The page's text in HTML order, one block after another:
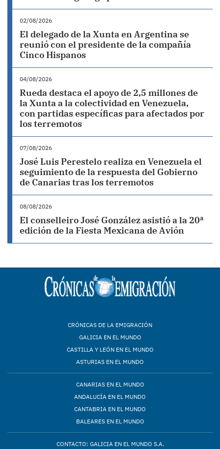
02/08/2026
El delegado de la Xunta en Argentina se
reunió con el presidente de la compañía
Cinco Hispanos
04/08/2026
Rueda destaca el apoyo de 2,5 millones de
la Xunta a la colectividad en Venezuela,
con partidas específicas para afectados por
los terremotos
07/08/2026
José Luis Perestelo realiza en Venezuela el
seguimiento de la respuesta del Gobierno
de Canarias tras los terremotos
08/08/2026
El conselleiro José González asistió a la 20ª
edición de la Fiesta Mexicana de Avión
CRÓNICAS DE LA EMIGRACIÓN
GALICIA EN EL MUNDO
CASTILLA Y LEÓN EN EL MUNDO
ASTURIAS EN EL MUNDO
CANARIAS EN EL MUNDO
ANDALUCÍA EN EL MUNDO
CANTABRIA EN EL MUNDO
BALEARES EN EL MUNDO
CONTACTO: GALICIA EN EL MUNDO S.A.